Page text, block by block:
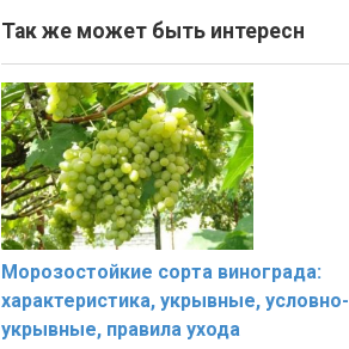
Так же может быть интересн
Морозостойкие сорта винограда:
характеристика, укрывные, условно-
укрывные, правила ухода